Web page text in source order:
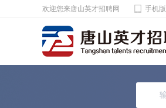
欢迎您来唐山英才招聘网 手机版